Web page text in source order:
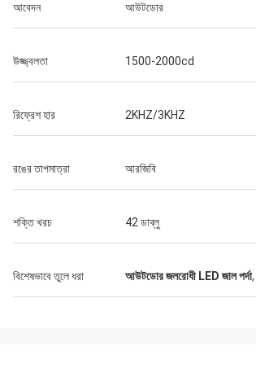
আবেদন আউটডোর
উজ্জ্বলতা 1500-2000cd
রিফ্রেশ হার 2KHZ/3KHZ
রঙের তাপমাত্রা আরজিবি
শক্তি খরচ 42 ডাব্লু
বিশেষভাবে তুলে ধরা আউটডোর জলরোধী LED জাল পর্দা,